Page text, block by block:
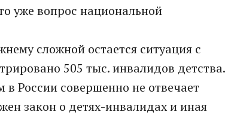
уже вопрос национальной
сложной остается ситуация с
505 тыс. инвалидов детства.
России совершенно не отвечает
закон о детях-инвалидах и иная